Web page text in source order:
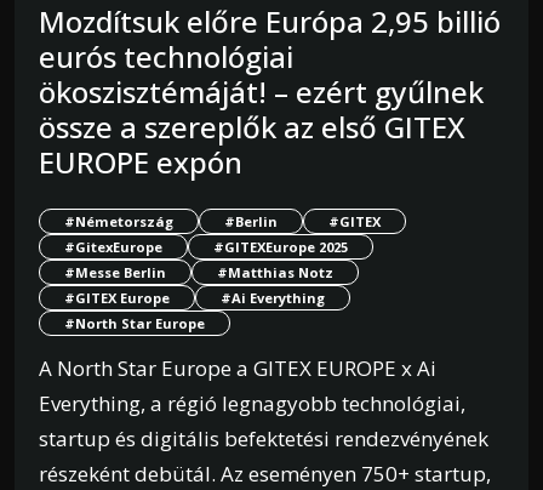
Mozdítsuk előre Európa 2,95 billió
eurós technológiai
ökoszisztémáját! – ezért gyűlnek
össze a szereplők az első GITEX
EUROPE expón
#Németország #Berlin
#GITEX
#GitexEurope
#GITEXEurope 2025
#Messe Berlin
#Matthias Notz
#GITEX Europe
#Ai Everything
#North Star Europe
A North Star Europe a GITEX EUROPE x Ai
Everything, a régió legnagyobb technológiai,
startup és digitális befektetési rendezvényének
részeként debütál. Az eseményen 750+ startup,